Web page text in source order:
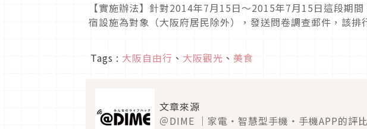
【實施辦法】針對2014年7月15日～2015年7月15日這段期
宿設施為對象（大阪府居民除外），發送問卷調查郵件，該排
Tags : 大阪自由行 、 大阪觀光 、 美食
文章來源
＠DIME ｜家電・智慧型手機・手機APP的評